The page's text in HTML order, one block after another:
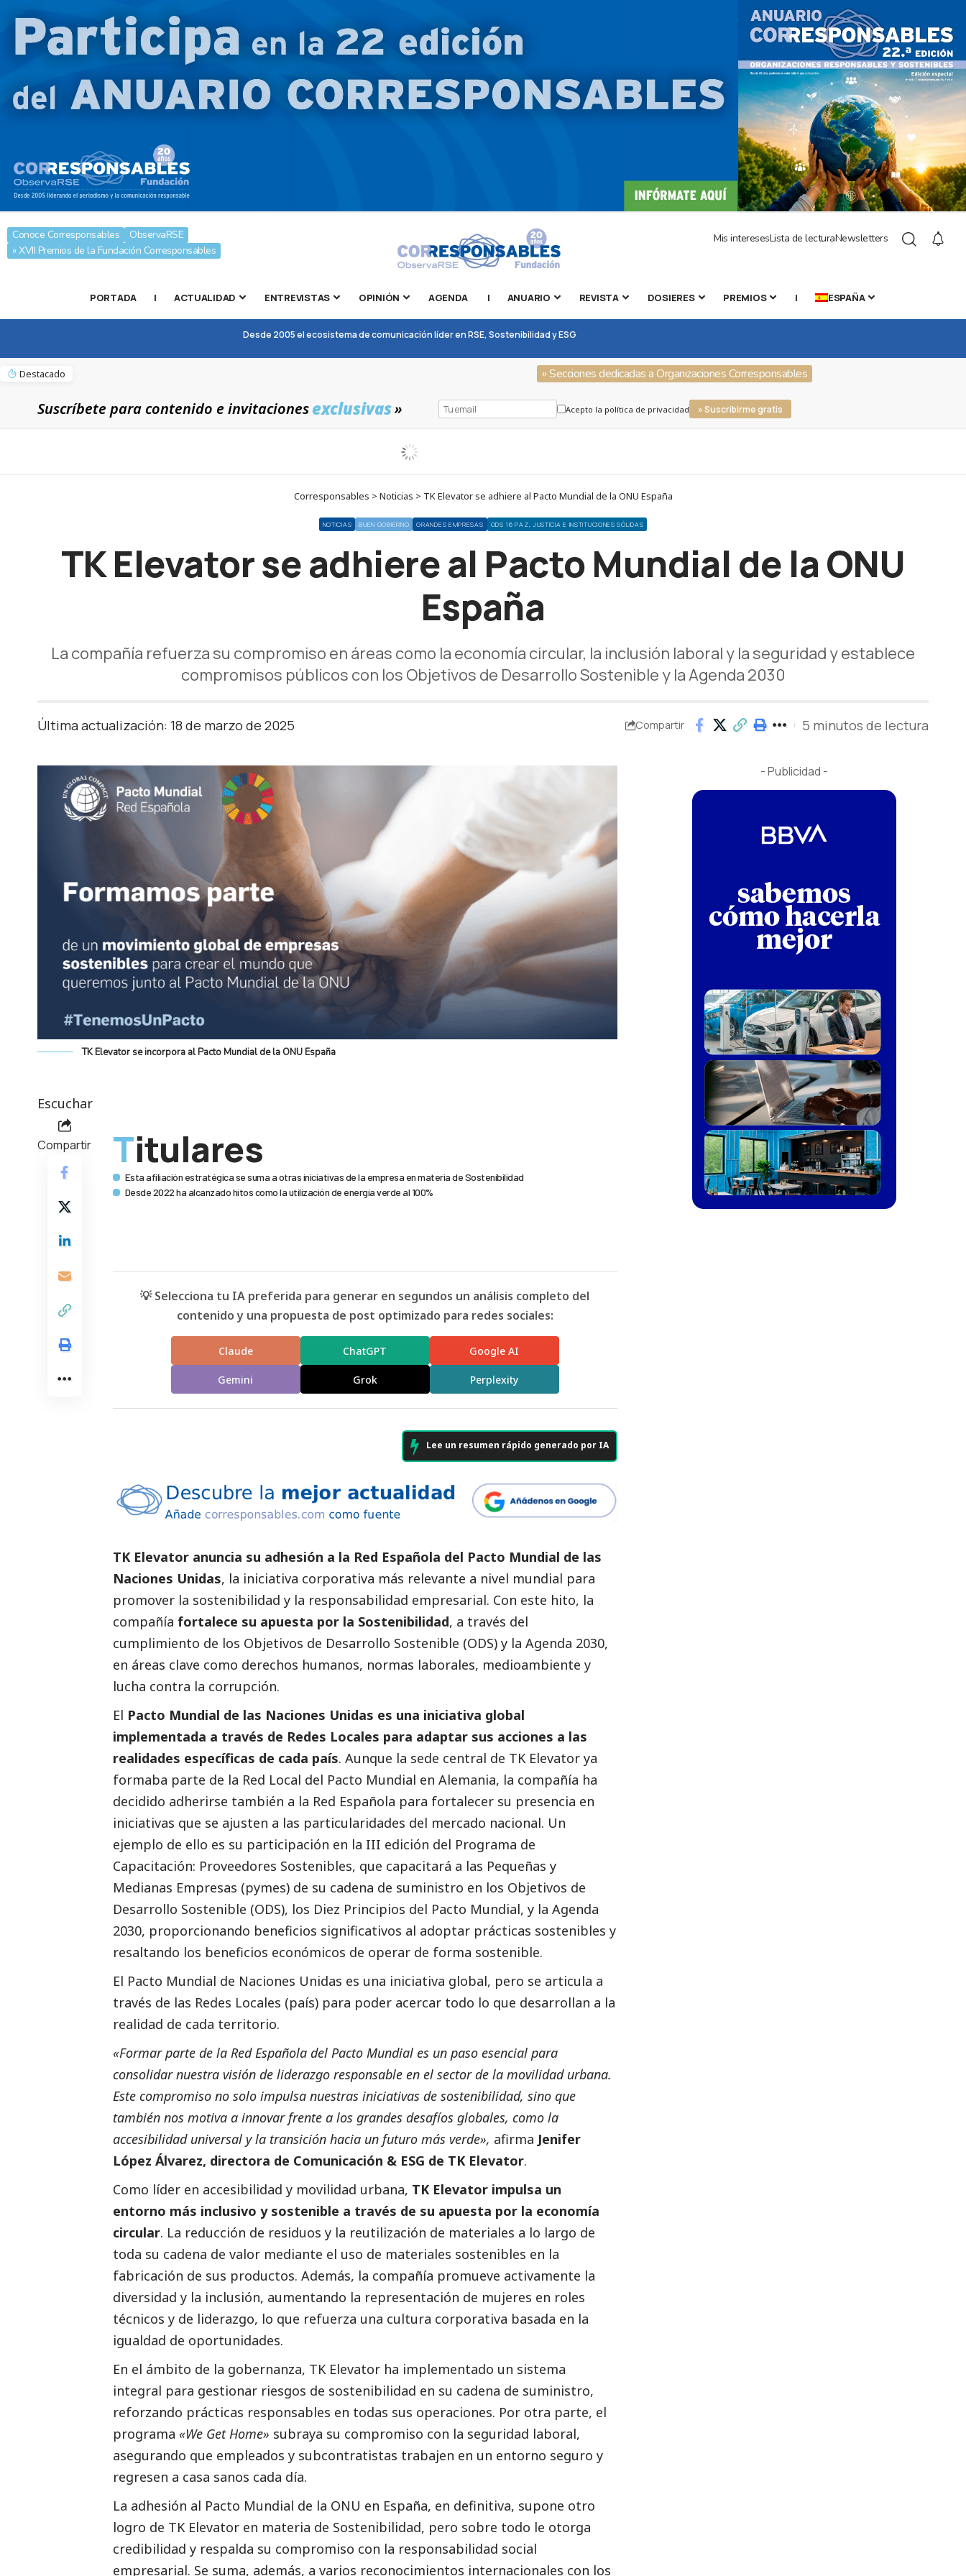
Conoce Corresponsables
ObservaRSE
» XVII Premios de la Fundación Corresponsables
Mis interesesLista de lecturaNewsletters
PORTADA | ACTUALIDAD ENTREVISTAS OPINIÓN AGENDA | ANUARIO REVISTA DOSIERES PREMIOS | ESPAÑA
Desde 2005 el ecosistema de comunicación líder en RSE, Sostenibilidad y ESG
Destacado » Secciones dedicadas a Organizaciones Corresponsables
Suscríbete para contenido e invitacionesexclusivas» Acepto la política de privacidad » Suscribirme gratis
Corresponsables > Noticias > TK Elevator se adhiere al Pacto Mundial de la ONU España
NOTICIAS BUEN GOBIERNO GRANDES EMPRESAS ODS 16 PAZ, JUSTICIA E INSTITUCIONES SÓLIDAS
TK Elevator se adhiere al Pacto Mundial de la ONU
España
La compañía refuerza su compromiso en áreas como la economía circular, la inclusión laboral y la seguridad y establece
compromisos públicos con los Objetivos de Desarrollo Sostenible y la Agenda 2030
Última actualización: 18 de marzo de 2025 Compartir 5 minutos de lectura
TK Elevator se incorpora al Pacto Mundial de la ONU España
Escuchar
Compartir Titulares
Esta afiliación estratégica se suma a otras iniciativas de la empresa en materia de Sostenibilidad
Desde 2022 ha alcanzado hitos como la utilización de energía verde al 100%
💡 Selecciona tu IA preferida para generar en segundos un análisis completo del
contenido y una propuesta de post optimizado para redes sociales:
Claude ChatGPT Google AI
Gemini Grok Perplexity
Lee un resumen rápido generado por IA
TK Elevator anuncia su adhesión a la Red Española del Pacto Mundial de las
Naciones Unidas, la iniciativa corporativa más relevante a nivel mundial para
promover la sostenibilidad y la responsabilidad empresarial. Con este hito, la
compañía fortalece su apuesta por la Sostenibilidad, a través del
cumplimiento de los Objetivos de Desarrollo Sostenible (ODS) y la Agenda 2030,
en áreas clave como derechos humanos, normas laborales, medioambiente y
lucha contra la corrupción.
El Pacto Mundial de las Naciones Unidas es una iniciativa global
implementada a través de Redes Locales para adaptar sus acciones a las
realidades específicas de cada país. Aunque la sede central de TK Elevator ya
formaba parte de la Red Local del Pacto Mundial en Alemania, la compañía ha
decidido adherirse también a la Red Española para fortalecer su presencia en
iniciativas que se ajusten a las particularidades del mercado nacional. Un
ejemplo de ello es su participación en la III edición del Programa de
Capacitación: Proveedores Sostenibles, que capacitará a las Pequeñas y
Medianas Empresas (pymes) de su cadena de suministro en los Objetivos de
Desarrollo Sostenible (ODS), los Diez Principios del Pacto Mundial, y la Agenda
2030, proporcionando beneficios significativos al adoptar prácticas sostenibles y
resaltando los beneficios económicos de operar de forma sostenible.
El Pacto Mundial de Naciones Unidas es una iniciativa global, pero se articula a
través de las Redes Locales (país) para poder acercar todo lo que desarrollan a la
realidad de cada territorio.
«Formar parte de la Red Española del Pacto Mundial es un paso esencial para
consolidar nuestra visión de liderazgo responsable en el sector de la movilidad urbana.
Este compromiso no solo impulsa nuestras iniciativas de sostenibilidad, sino que
también nos motiva a innovar frente a los grandes desafíos globales, como la
accesibilidad universal y la transición hacia un futuro más verde», afirma Jenifer
López Álvarez, directora de Comunicación & ESG de TK Elevator.
Como líder en accesibilidad y movilidad urbana, TK Elevator impulsa un
entorno más inclusivo y sostenible a través de su apuesta por la economía
circular. La reducción de residuos y la reutilización de materiales a lo largo de
toda su cadena de valor mediante el uso de materiales sostenibles en la
fabricación de sus productos. Además, la compañía promueve activamente la
diversidad y la inclusión, aumentando la representación de mujeres en roles
técnicos y de liderazgo, lo que refuerza una cultura corporativa basada en la
igualdad de oportunidades.
En el ámbito de la gobernanza, TK Elevator ha implementado un sistema
integral para gestionar riesgos de sostenibilidad en su cadena de suministro,
reforzando prácticas responsables en todas sus operaciones. Por otra parte, el
programa «We Get Home» subraya su compromiso con la seguridad laboral,
asegurando que empleados y subcontratistas trabajen en un entorno seguro y
regresen a casa sanos cada día.
La adhesión al Pacto Mundial de la ONU en España, en definitiva, supone otro
logro de TK Elevator en materia de Sostenibilidad, pero sobre todo le otorga
credibilidad y respalda su compromiso con la responsabilidad social
empresarial. Se suma, además, a varios reconocimientos internacionales con los
- Publicidad -